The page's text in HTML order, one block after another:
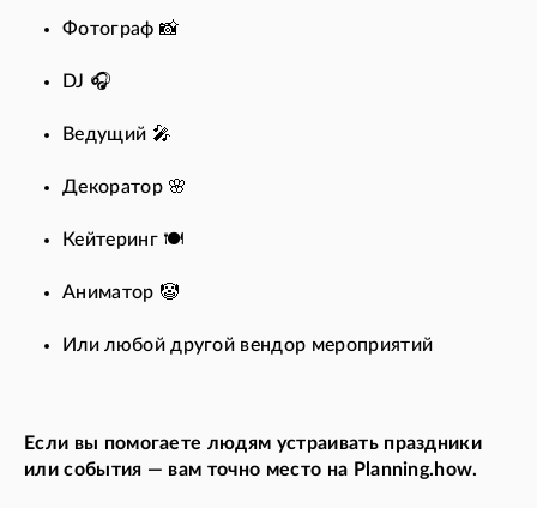
Фотограф 📸
DJ 🎧
Ведущий 🎤
Декоратор 🌸
Кейтеринг 🍽️
Аниматор 🤡
Или любой другой вендор мероприятий
Если вы помогаете людям устраивать праздники
или события — вам точно место на Planning.how.